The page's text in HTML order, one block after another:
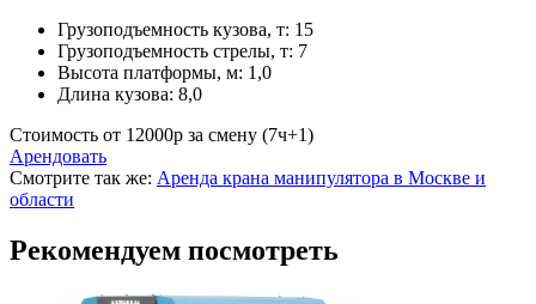
Грузоподъемность кузова, т: 15
Грузоподъемность стрелы, т: 7
Высота платформы, м: 1,0
Длина кузова: 8,0
Стоимость от 12000p за смену (7ч+1)
Арендовать
Смотрите так же: Аренда крана манипулятора в Москве и
области
Рекомендуем посмотреть